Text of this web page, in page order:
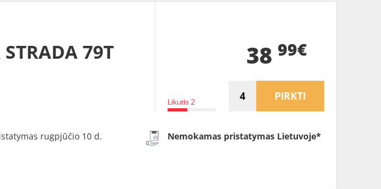
79T
Likutis 2
38 99€
PIRKTI
rugpjūčio 10 d. Nemokamas pristatymas Lietuvoje*